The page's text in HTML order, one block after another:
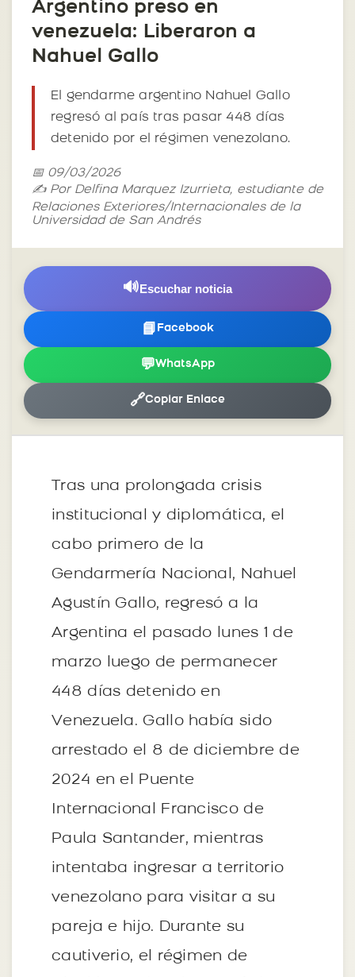
Argentino preso en
venezuela: Liberaron a
Nahuel Gallo
El gendarme argentino Nahuel Gallo
regresó al país tras pasar 448 días
detenido por el régimen venezolano.
📅 09/03/2026
✍️ Por Delfina Marquez Izurrieta, estudiante de
Relaciones Exteriores/Internacionales de la
Universidad de San Andrés
🔊Escuchar noticia
📘 Facebook
💬WhatsApp
🔗Copiar Enlace
Tras una prolongada crisis
institucional y diplomática, el
cabo primero de la
Gendarmería Nacional, Nahuel
Agustín Gallo, regresó a la
Argentina el pasado lunes 1 de
marzo luego de permanecer
448 días detenido en
Venezuela. Gallo había sido
arrestado el 8 de diciembre de
2024 en el Puente
Internacional Francisco de
Paula Santander, mientras
intentaba ingresar a territorio
venezolano para visitar a su
pareja e hijo. Durante su
cautiverio, el régimen de